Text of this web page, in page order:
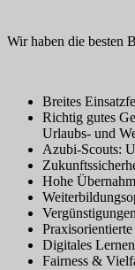
Wir haben die besten
Breites
Richtig gutes
Urlaubs- und
Azubi-Scouts:
Hohe
Digitales
Fairness &